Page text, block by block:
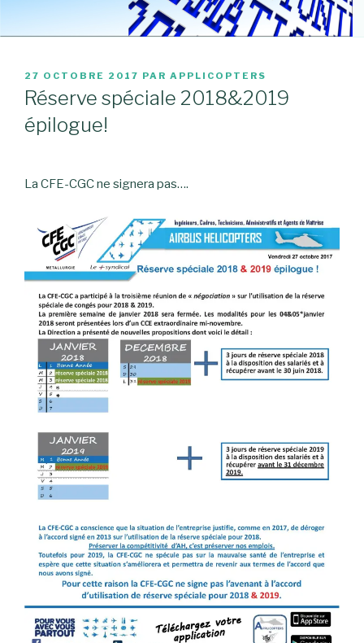
PUBLIÉ
LE
27 OCTOBRE 2017 PAR APPLICOPTERS
Réserve spéciale 2018&2019
épilogue!
La CFE-CGC ne signera pas….